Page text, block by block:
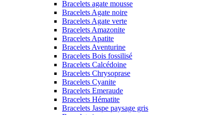
Bracelets agate mousse
Bracelets Agate noire
Bracelets Agate verte
Bracelets Amazonite
Bracelets Apatite
Bracelets Aventurine
Bracelets Bois fossilisé
Bracelets Calcédoine
Bracelets Chrysoprase
Bracelets Cyanite
Bracelets Emeraude
Bracelets Hématite
Bracelets Jaspe paysage gris